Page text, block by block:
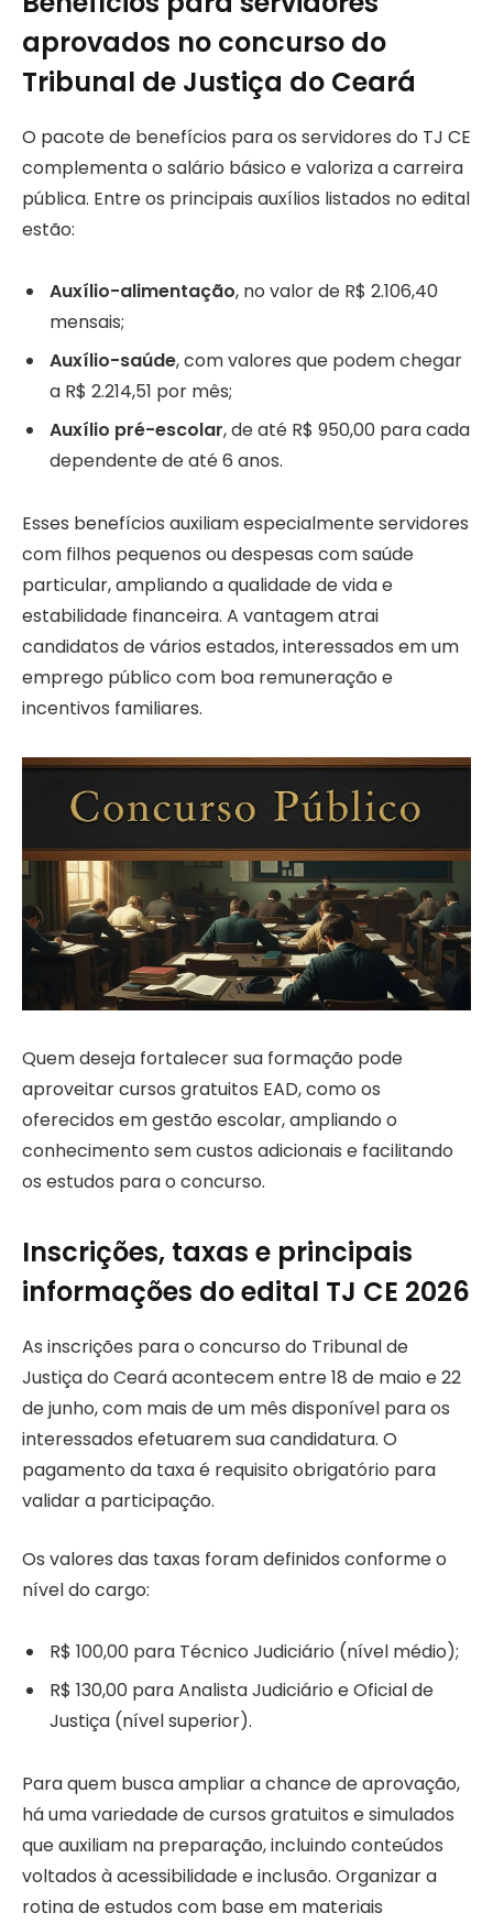
aprovados no concurso do
Tribunal de Justiça do Ceará
O pacote de benefícios para os servidores do TJ CE
complementa o salário básico e valoriza a carreira
pública. Entre os principais auxílios listados no edital
estão:
Auxílio-alimentação, no valor de R$ 2.106,40
mensais;
Auxílio-saúde, com valores que podem chegar
a R$ 2.214,51 por mês;
Auxílio pré-escolar, de até R$ 950,00 para cada
dependente de até 6 anos.
Esses benefícios auxiliam especialmente servidores
com filhos pequenos ou despesas com saúde
particular, ampliando a qualidade de vida e
estabilidade financeira. A vantagem atrai
candidatos de vários estados, interessados em um
emprego público com boa remuneração e
incentivos familiares.
Quem deseja fortalecer sua formação pode
aproveitar cursos gratuitos EAD, como os
oferecidos em gestão escolar, ampliando o
conhecimento sem custos adicionais e facilitando
os estudos para o concurso.
Inscrições, taxas e principais
informações do edital TJ CE 2026
As inscrições para o concurso do Tribunal de
Justiça do Ceará acontecem entre 18 de maio e 22
de junho, com mais de um mês disponível para os
interessados efetuarem sua candidatura. O
pagamento da taxa é requisito obrigatório para
validar a participação.
Os valores das taxas foram definidos conforme o
nível do cargo:
R$ 100,00 para Técnico Judiciário (nível médio);
R$ 130,00 para Analista Judiciário e Oficial de
Justiça (nível superior).
Para quem busca ampliar a chance de aprovação,
há uma variedade de cursos gratuitos e simulados
que auxiliam na preparação, incluindo conteúdos
voltados à acessibilidade e inclusão. Organizar a
rotina de estudos com base em materiais